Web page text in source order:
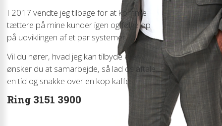
I 2017 vendte jeg tilbage for at komme
tættere på mine kunder igen og følge op
på udviklingen af et par systemer.
Vil du hører, hvad jeg kan tilbyde eller
ønsker du at samarbejde, så lad os aftale
en tid og snakke over en kop kaffe.
Ring 3151 3900